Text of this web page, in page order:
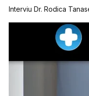
Interviu Dr. Rodica